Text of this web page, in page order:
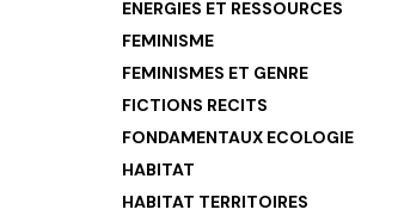
ENERGIES ET RESSOURCES
FEMINISME
FEMINISMES ET GENRE
FICTIONS RECITS
FONDAMENTAUX ECOLOGIE
HABITAT
HABITAT TERRITOIRES